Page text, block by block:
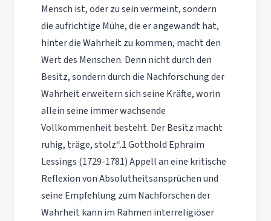
Mensch ist, oder zu sein vermeint, sondern
die aufrichtige Mühe, die er angewandt hat,
hinter die Wahrheit zu kommen, macht den
Wert des Menschen. Denn nicht durch den
Besitz, sondern durch die Nachforschung der
Wahrheit erweitern sich seine Kräfte, worin
allein seine immer wachsende
Vollkommenheit besteht. Der Besitz macht
ruhig, träge, stolz“.1 Gotthold Ephraim
Lessings (1729-1781) Appell an eine kritische
Reflexion von Absolutheitsansprüchen und
seine Empfehlung zum Nachforschen der
Wahrheit kann im Rahmen interreligiöser